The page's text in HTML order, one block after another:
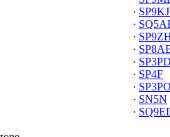
·
·
·
·
·
· SP4F
·
· SN5N
·